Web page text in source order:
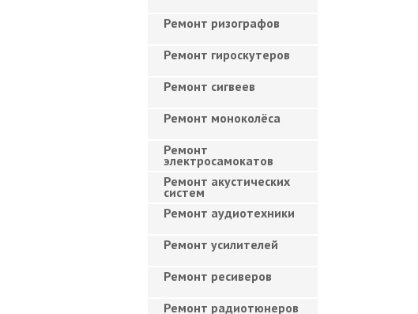
Ремонт ризографов
Ремонт гироскутеров
Ремонт сигвеев
Ремонт моноколёса
Ремонт
электросамокатов
Ремонт акустических
систем
Ремонт аудиотехники
Ремонт усилителей
Ремонт ресиверов
Ремонт радиотюнеров